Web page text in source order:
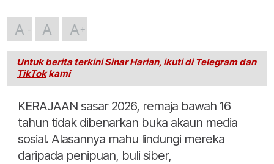
A A A
Untuk berita terkini Sinar Harian, ikuti di Telegramdan
TikTokkami
KERAJAAN sasar 2026, remaja bawah 16
tahun tidak dibenarkan buka akaun media
sosial. Alasannya mahu lindungi mereka
daripada penipuan, buli siber,